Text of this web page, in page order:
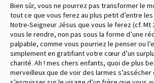
Bien sûr, vous ne pourrez pas transformer le
tout ce que vous ferez au plus petit d’entre
Notre-Seigneur Jésus que vous le ferez(cf. Mt
vous le rendre, non pas sous la forme d’une
palpable, comme vous pourriez le penser ou
simplement en gratifiant votre cœur d’un
charité. Ah ! mes chers enfants, quoi de plus
merveilleux que de voir des larmes s’assécher